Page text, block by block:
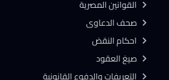
القوانين المصرية
صحف الدعاوى
احكام النقض
صيغ العقود
التعريفات والدفوع القانونية